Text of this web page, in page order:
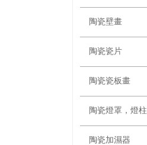
陶瓷壁畫
陶瓷瓷片
陶瓷瓷板畫
陶瓷燈罩，燈柱
陶瓷加濕器